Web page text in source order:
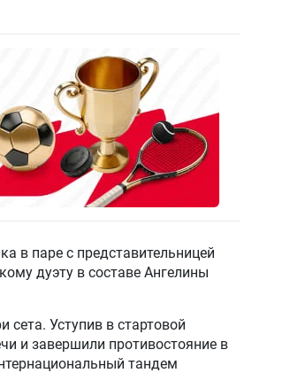
в паре с представительницей
дуэту в составе Ангелины
Уступив в стартовой
и завершили противостояние в
тандем